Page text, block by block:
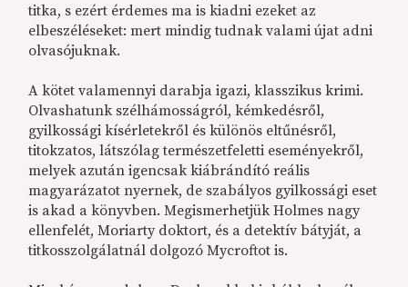
titka, s ezért érdemes ma is kiadni ezeket az
elbeszéléseket: mert mindig tudnak valami újat adni
olvasójuknak.
A kötet valamennyi darabja igazi, klasszikus krimi.
Olvashatunk szélhámosságról, kémkedésről,
gyilkossági kísérletekről és különös eltűnésről,
titokzatos, látszólag természetfeletti eseményekről,
melyek azután igencsak kiábrándító reális
magyarázatot nyernek, de szabályos gyilkossági eset
is akad a könyvben. Megismerhetjük Holmes nagy
ellenfelét, Moriarty doktort, és a detektív bátyját, a
titkosszolgálatnál dolgozó Mycroftot is.